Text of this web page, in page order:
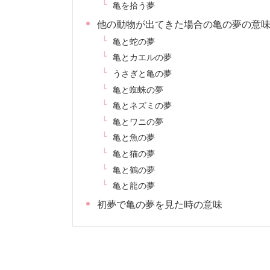
亀を拾う夢
他の動物が出てきた場合の亀の夢の意
亀と蛇の夢
亀とカエルの夢
うさぎと亀の夢
亀と蜘蛛の夢
亀とネズミの夢
亀とワニの夢
亀と魚の夢
亀と猫の夢
亀と鶴の夢
亀と龍の夢
初夢で亀の夢を見た時の意味